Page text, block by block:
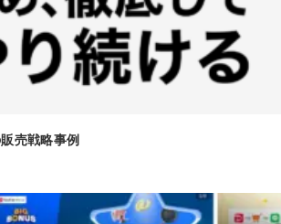
売戦略事例